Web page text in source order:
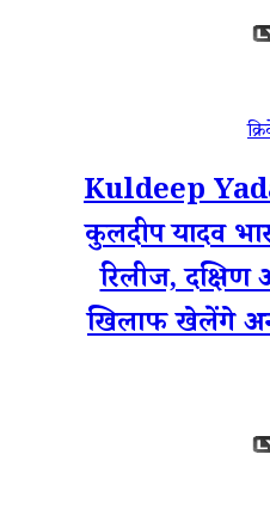
Kuldeep
कुलदीप यादव
रिलीज, दक्षिण
खिलाफ खेलेंगे